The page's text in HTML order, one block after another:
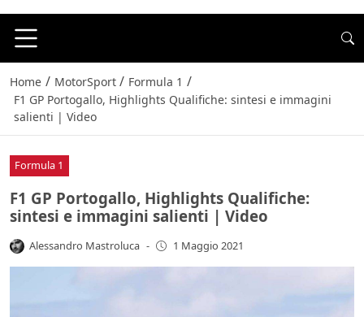
Home / MotorSport / Formula 1 /
F1 GP Portogallo, Highlights Qualifiche: sintesi e immagini
salienti | Video
Formula 1
F1 GP Portogallo, Highlights Qualifiche:
sintesi e immagini salienti | Video
Alessandro Mastroluca - 1 Maggio 2021